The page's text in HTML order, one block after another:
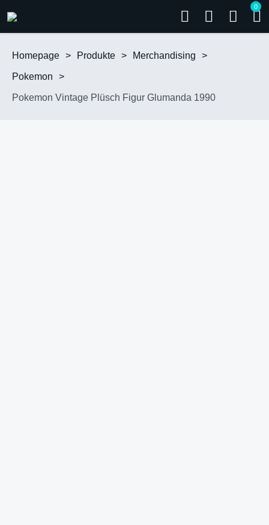
0
Homepage > Produkte > Merchandising >
Pokemon >
Pokemon Vintage Plüsch Figur Glumanda 1990